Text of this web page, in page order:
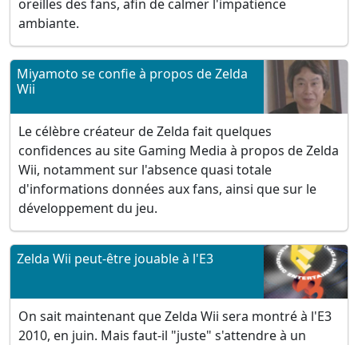
oreilles des fans, afin de calmer l'impatience
ambiante.
Miyamoto se confie à propos de Zelda
Wii
Le célèbre créateur de Zelda fait quelques
confidences au site Gaming Media à propos de Zelda
Wii, notamment sur l'absence quasi totale
d'informations données aux fans, ainsi que sur le
développement du jeu.
Zelda Wii peut-être jouable à l'E3
On sait maintenant que Zelda Wii sera montré à l'E3
2010, en juin. Mais faut-il "juste" s'attendre à un